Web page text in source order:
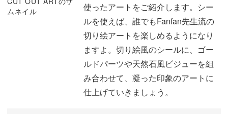
今回のレッスンでは、その切り絵風のシールにゴールドパ
ーツや天然石風ビジューを組み合わせて凝った印象に仕上
げたアートをレッスン。
CUT OUT シールを活用した複雑アートの作り方をお伝え
していきます。また、その他にも
使ったアートをご紹介します。シー
ルを使えば、誰でもFanfan先生流の
切り絵アートを楽しめるようになり
ますよ。切り絵風のシールに、ゴー
ルドパーツや天然石風ビジューを組
み合わせて、凝った印象のアートに
仕上げていきましょう。